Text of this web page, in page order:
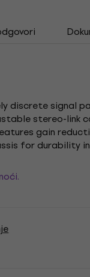
discrete signal
stereo-link
gain
for durability